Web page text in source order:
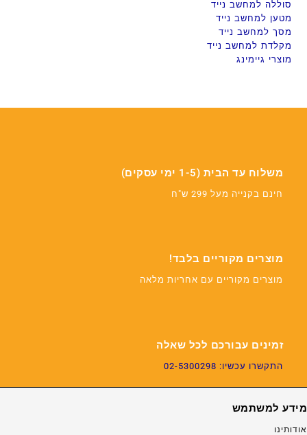
סוללה למחשב נייד
מטען למחשב נייד
מסך למחשב נייד
מקלדת למחשב נייד
מוצרי גיימינג
משלוח עד הבית (1-5 ימי עסקים)
חינם בקנייה מעל 299 ש"ח
מוצרים מקוריים בלבד!
מוצרים מקוריים עם אחריות מלאה
זמינים עבורכם לכל שאלה
התקשרו עכשיו: 02-5300298
מידע למשתמש
אודותינו